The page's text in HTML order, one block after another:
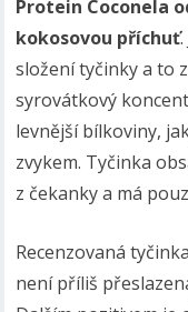
Protein Coconela
kokosovou příchuť
složení tyčinky a to
syrovátkový
levnější bílkoviny,
zvykem. Tyčinka
z čekanky a má
Recenzovaná
není příliš